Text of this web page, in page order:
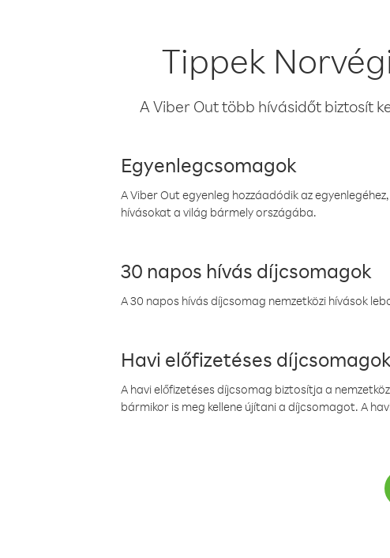
Tippek
A Viber Out több hívásidőt biztosít
Egyenlegcsomagok
A Viber Out egyenleg hozzáadódik az
hívásokat a világ bármely országába.
30 napos hívás díjcsomagok
A 30 napos hívás díjcsomag nemzetközi hívások
Havi előfizetéses díjcsomagok
A havi előfizetéses díjcsomag biztosítja a
bármikor is meg kellene újítani a díjcsomagot. A